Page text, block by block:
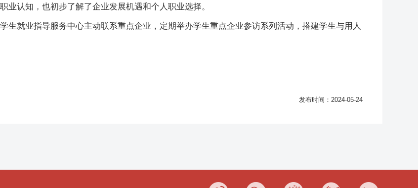
业认知，也初步了解了企业发展机遇和个人职业选择。
生就业指导服务中心主动联系重点企业，定期举办学生重点企业参访系列活动，搭建学生与用人
发布时间：2024-05-24